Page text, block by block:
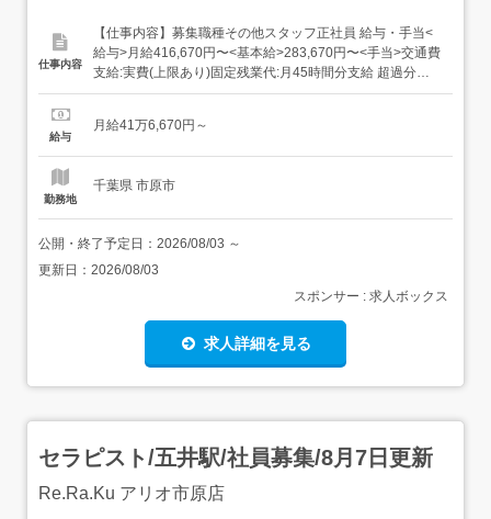
仕事内容
【仕事内容】募集職種その他スタッフ正社員 給与・手当<
給与>月給416,670円〜<基本給>283,670円〜<手当>交通費
支給:実費(上限あり)固定残業代:月45時間分支給 超過分別
途支給 勤務時間日勤専従1日勤:9:00～18:00(休憩60分) 勤
進、年間休日100日以上、産休あり、育休あり ...
給与
月給41万6,670円～
勤務地
千葉県 市原市
公開・終了予定日： 2026/08/03 ～
更新日： 2026/08/03
スポンサー : 求人ボックス
求人詳細を見る
セラピスト/五井駅/社員募集/8月7日更新
Re.Ra.Ku アリオ市原店